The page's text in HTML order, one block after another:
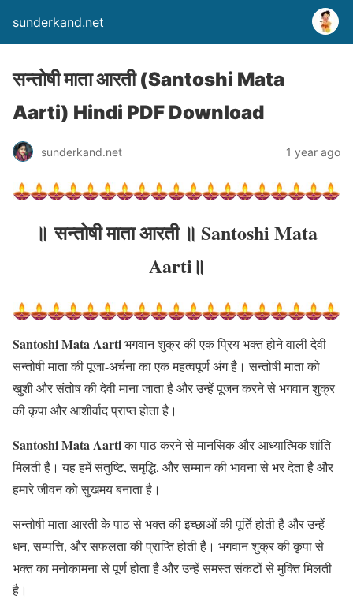
sunderkand.net
सन्तोषी माता आरती (Santoshi Mata
Aarti) Hindi PDF Download
sunderkand.net 1 year ago
॥सन्तोषी माता आरती॥ Santoshi Mata
Aarti॥
Santoshi Mata Aartiभगवान शुक्र की एक प्रिय भक्त होने वाली देवी
सन्तोषी माता की पूजा-अर्चना का एक महत्वपूर्ण अंग है। सन्तोषी माता को
खुशी और संतोष की देवी माना जाता है और उन्हें पूजन करने से भगवान शुक्र
की कृपा और आशीर्वाद प्राप्त होता है।
Santoshi Mata Aartiका पाठ करने से मानसिक और आध्यात्मिक शांति
मिलती है। यह हमें संतुष्टि, समृद्धि, और सम्मान की भावना से भर देता है और
हमारे जीवन को सुखमय बनाता है।
सन्तोषी माता आरती के पाठ से भक्त की इच्छाओं की पूर्ति होती है और उन्हें
धन, सम्पत्ति, और सफलता की प्राप्ति होती है। भगवान शुक्र की कृपा से
भक्त का मनोकामना से पूर्ण होता है और उन्हें समस्त संकटों से मुक्ति मिलती
है।